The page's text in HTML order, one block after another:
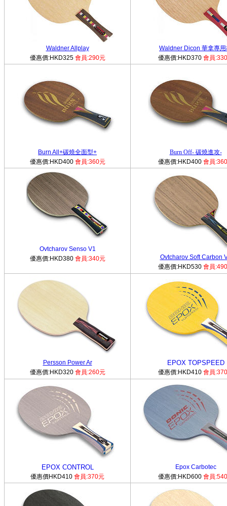
Waldner Allplay
優惠價:HKD325 會員:290元
Waldner Dicon 華拿專用
優惠價:HKD370 會員
Burn All+碳燒全面型+
優惠價:HKD400 會員:360元
Burn Off- 碳燒進攻-
優惠價:HKD400 會員
Ovtcharov Senso V1
優惠價:HKD380 會員:340元
Ovtcharov Soft Carbon
優惠價:HKD530 會員
Persson Power Ar
優惠價:HKD320 會員:260元
EPOX TOPSPEED
優惠價:HKD410 會員
EPOX CONTROL
優惠價HKD410 會員:370元
Epox Carbotec
優惠價:HKD600 會員